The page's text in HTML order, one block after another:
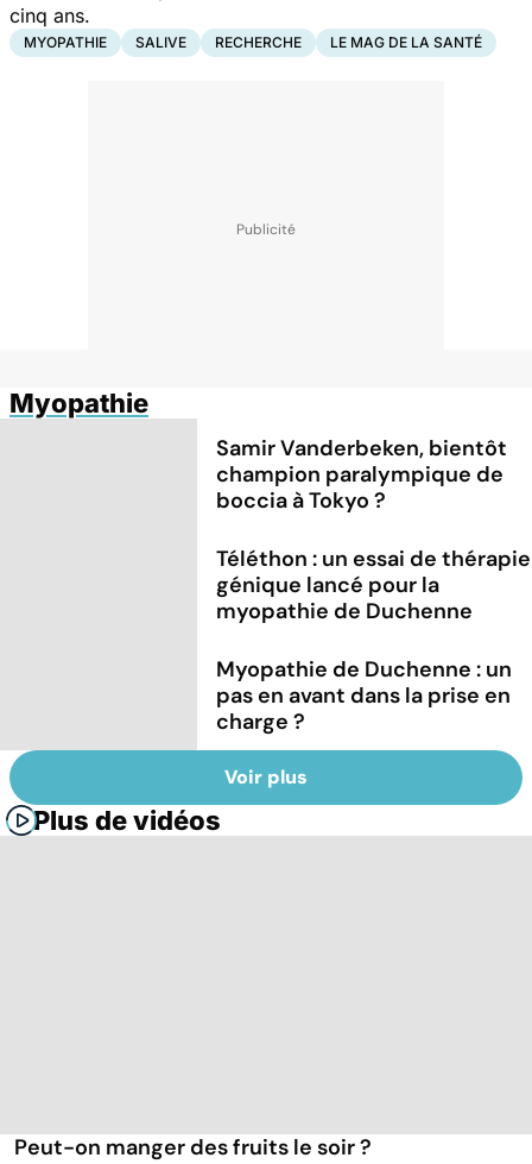
cinq ans.
MYOPATHIE SALIVE RECHERCHE LE MAG DE LA SANTÉ
Myopathie
Samir Vanderbeken, bientôt
champion paralympique de
boccia à Tokyo ?
Téléthon : un essai de thérapie
génique lancé pour la
myopathie de Duchenne
Myopathie de Duchenne : un
pas en avant dans la prise en
charge ?
Voir plus
Plus de vidéos
Peut-on manger des fruits le soir ?